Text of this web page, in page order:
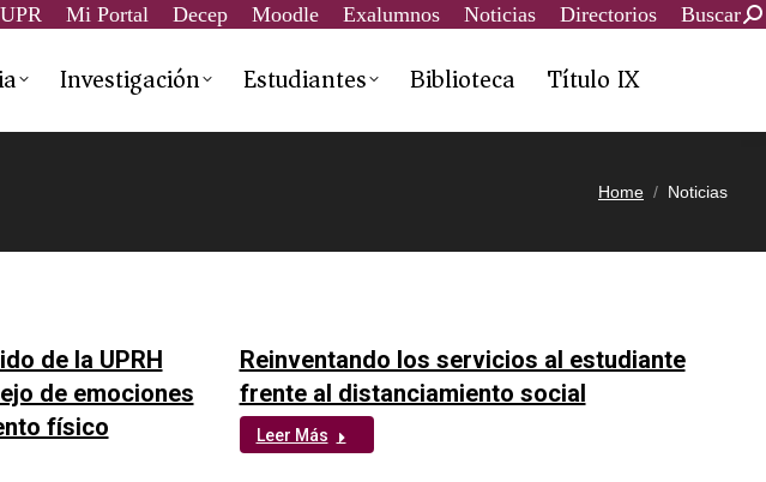
UPR Mi Portal Decep Moodle Exalumnos Noticias Directorios Buscar
Investigación Estudiantes Biblioteca Título IX
Home Noticias
de la UPRH
de emociones
físico
Reinventando los servicios al estudiante
frente al distanciamiento social
Leer Más